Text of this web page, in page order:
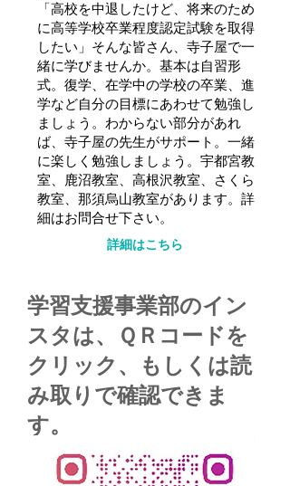
「高校を中退したけど、将来のため
に高等学校卒業程度認定試験を取得
したい」そんな皆さん、寺子屋で一
緒に学びませんか。基本は自習形
式。復学、在学中の学校の卒業、進
学など自分の目標にあわせて勉強し
ましょう。わからない部分があれ
ば、寺子屋の先生がサポート。一緒
に楽しく勉強しましょう。宇都宮教
室、鹿沼教室、高根沢教室、さくら
教室、那須烏山教室があります。詳
細はお問合せ下さい。
詳細はこちら
学習支援事業部のイン
スタは、ＱＲコードを
クリック、もしくは読
み取りで確認できま
す。